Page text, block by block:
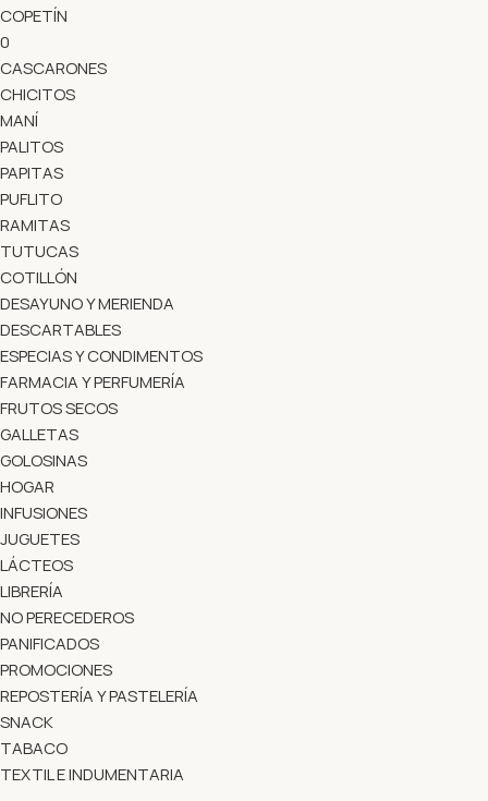
COPETÍN
0
CASCARONES
CHICITOS
MANÍ
PALITOS
PAPITAS
PUFLITO
RAMITAS
TUTUCAS
COTILLÓN
DESAYUNO Y MERIENDA
DESCARTABLES
ESPECIAS Y CONDIMENTOS
FARMACIA Y PERFUMERÍA
FRUTOS SECOS
GALLETAS
GOLOSINAS
HOGAR
INFUSIONES
JUGUETES
LÁCTEOS
LIBRERÍA
NO PERECEDEROS
PANIFICADOS
PROMOCIONES
REPOSTERÍA Y PASTELERÍA
SNACK
TABACO
TEXTIL E INDUMENTARIA